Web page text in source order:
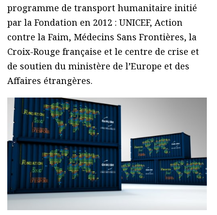
programme de transport humanitaire initié
par la Fondation en 2012 : UNICEF, Action
contre la Faim, Médecins Sans Frontières, la
Croix-Rouge française et le centre de crise et
de soutien du ministère de l’Europe et des
Affaires étrangères.